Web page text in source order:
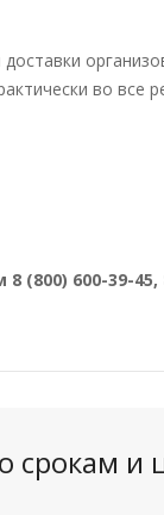
во все
600-39-45,
срокам и